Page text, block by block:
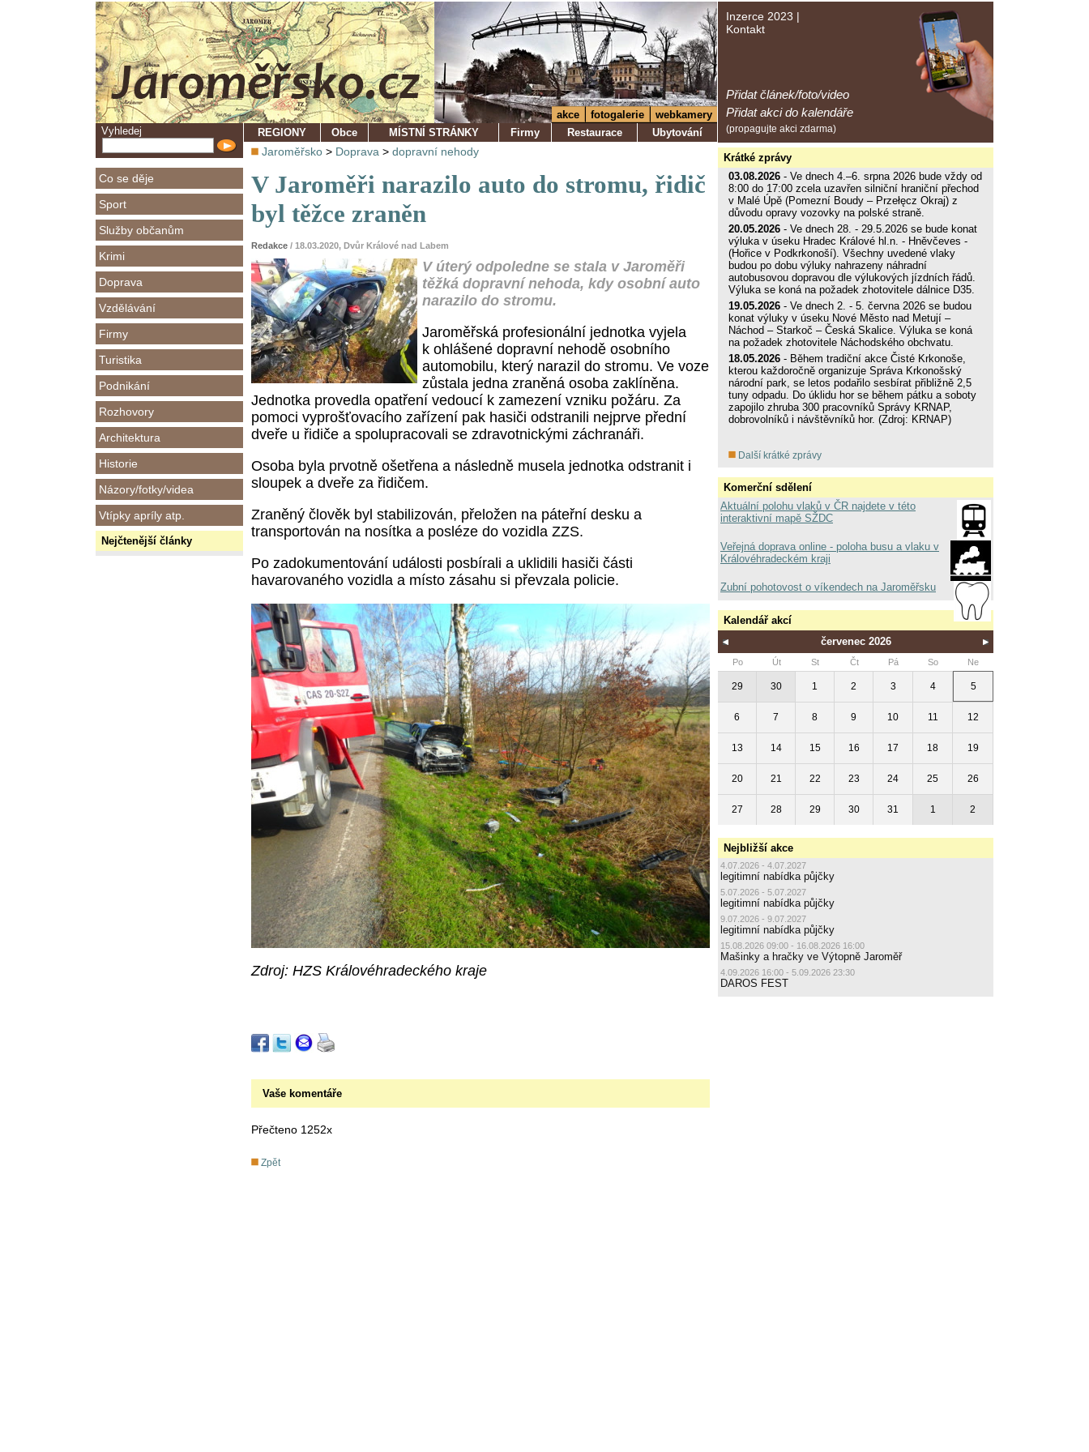
Vyhledej
Co se děje
Sport
Služby občanům
Krimi
Doprava
Vzdělávání
Firmy
Turistika
Podnikání
Rozhovory
Architektura
Historie
Názory/fotky/videa
Vtípky apríly atp.
Nejčtenější články
Inzerce 2023 |
Kontakt
Přidat článek/foto/video
Přidat akci do kalendáře
(propagujte akci zdarma)
akce fotogalerie
webkamery
REGIONY
Obce MÍSTNÍ STRÁNKY Firmy Restaurace Ubytování
Jaroměřsko > Doprava > dopravní nehody
V Jaroměři narazilo auto do stromu, řidič
byl těžce zraněn
Redakce / 18.03.2020, Dvůr Králové nad Labem
V úterý odpoledne se stala v Jaroměři
těžká dopravní nehoda, kdy osobní auto
narazilo do stromu.
Jaroměřská profesionální jednotka vyjela
k ohlášené dopravní nehodě osobního
automobilu, který narazil do stromu. Ve voze
zůstala jedna zraněná osoba zaklíněna.
Jednotka provedla opatření vedoucí k zamezení vzniku požáru. Za
pomoci vyprošťovacího zařízení pak hasiči odstranili nejprve přední
dveře u řidiče a spolupracovali se zdravotnickými záchranáři.
Osoba byla prvotně ošetřena a následně musela jednotka odstranit i
sloupek a dveře za řidičem.
Zraněný člověk byl stabilizován, přeložen na páteřní desku a
transportován na nosítka a posléze do vozidla ZZS.
Po zadokumentování události posbírali a uklidili hasiči části
havarovaného vozidla a místo zásahu si převzala policie.
Zdroj: HZS Královéhradeckého kraje
Vaše komentáře
Přečteno 1252x
Zpět
Krátké zprávy
03.08.2026 - Ve dnech 4.–6. srpna 2026 bude vždy od
8:00 do 17:00 zcela uzavřen silniční hraniční přechod
v Malé Úpě (Pomezní Boudy – Przełęcz Okraj) z
důvodu opravy vozovky na polské straně.
20.05.2026 - Ve dnech 28. - 29.5.2026 se bude konat
výluka v úseku Hradec Králové hl.n. - Hněvčeves -
(Hořice v Podkrkonoší). Všechny uvedené vlaky
budou po dobu výluky nahrazeny náhradní
autobusovou dopravou dle výlukových jízdních řádů.
Výluka se koná na požadek zhotovitele dálnice D35.
19.05.2026 - Ve dnech 2. - 5. června 2026 se budou
konat výluky v úseku Nové Město nad Metují –
Náchod – Starkoč – Česká Skalice. Výluka se koná
na požadek zhotovitele Náchodského obchvatu.
18.05.2026 - Během tradiční akce Čisté Krkonoše,
kterou každoročně organizuje Správa Krkonošský
národní park, se letos podařilo sesbírat přibližně 2,5
tuny odpadu. Do úklidu hor se během pátku a soboty
zapojilo zhruba 300 pracovníků Správy KRNAP,
dobrovolníků i návštěvníků hor. (Zdroj: KRNAP)
Další krátké zprávy
Komerční sdělení
Aktuální polohu vlaků v ČR najdete v této
interaktivní mapě SŽDC
Veřejná doprava online - poloha busu a vlaku v
Královéhradeckém kraji
Zubní pohotovost o víkendech na Jaroměřsku
Kalendář akcí
červenec 2026
Po Út St Čt Pá So Ne
29 30 1 2 3 4 5
6 7 8 9 10 11 12
13 14 15 16 17 18 19
20 21 22 23 24 25 26
27 28 29 30 31 1 2
Nejbližší akce
4.07.2026 - 4.07.2027
legitimní nabídka půjčky
5.07.2026 - 5.07.2027
legitimní nabídka půjčky
9.07.2026 - 9.07.2027
legitimní nabídka půjčky
15.08.2026 09:00 - 16.08.2026 16:00
Mašinky a hračky ve Výtopně Jaroměř
4.09.2026 16:00 - 5.09.2026 23:30
DAROS FEST